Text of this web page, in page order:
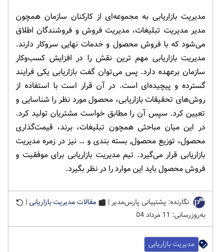
مدیریت بازاریابی به مجموعه‌ای از کارکنان سازمان همچون
مدیر مدیریت تبلیغات، مدیریت فروش و فروشندگان اطلاق
می‌شود که با فروش محصول و خدمات نهایی سروکار دارند.
مدیریت بازاریابی مهم ترین نقش را در افزایش کسب‌وکار
سازمان برعهده دارد. پس می‌توان گفت بازاریابی یکی فرایند
گسترده و پیچیده‌ای است. در آن قرار است با استفاده از
روش‌های تحقیقات بازاریابی، محصول مورد نظر را شناسایی و
تعیین کرد. سپس آن را مطابق خواست مشتریان تولید کرد.
در این میان مباحثی همچون تبلیغات، برند، قیمت‌گذاری
محصول، توزیع محصول, بسته بندی و … نیز در زمره مدیریت
بازاریابی قرار می‌گیرد. تیم مدیریت بازاریابی برای موفقیت و
فروش محصول باید این موارد را در نظر بگیرد.
نگارنده: پشتیبانی پارس‌مدیر | مقالات مدیریت بازاریابی|
به‌روزرسانی: 11 مرداد 04
مدیریت بازاریابی